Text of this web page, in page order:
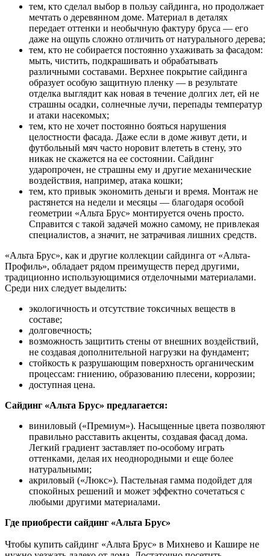
тем, кто сделал выбор в пользу сайдинга, но продолжает
мечтать о деревянном доме. Материал в деталях
передает оттенки и необычную фактуру бруса — его
даже на ощупь сложно отличить от натурального дерева;
тем, кто не собирается постоянно ухаживать за фасадом:
мыть, чистить, подкрашивать и обрабатывать
различными составами. Верхнее покрытие сайдинга
образует особую защитную пленку — в результате
отделка выглядит как новая в течение долгих лет, ей не
страшны осадки, солнечные лучи, перепады температур
и атаки насекомых;
тем, кто не хочет постоянно бояться нарушения
целостности фасада. Даже если в доме живут дети, и
футбольный мяч часто норовит влететь в стену, это
никак не скажется на ее состоянии. Сайдинг
ударопрочен, не страшны ему и другие механические
воздействия, например, атака кошки;
тем, кто привык экономить деньги и время. Монтаж не
растянется на недели и месяцы — благодаря особой
геометрии «Альта Брус» монтируется очень просто.
Справится с такой задачей можно самому, не привлекая
специалистов, а значит, не затрачивая лишних средств.
«Альта Брус», как и другие коллекции сайдинга от «Альта-
Профиль», обладает рядом преимуществ перед другими,
традиционно использующимися отделочными материалами.
Среди них следует выделить:
экологичность и отсутствие токсичных веществ в
составе;
долговечность;
возможность защитить стены от внешних воздействий,
не создавая дополнительной нагрузки на фундамент;
стойкость к разрушающим поверхность органическим
процессам: гниению, образованию плесени, коррозии;
доступная цена.
Сайдинг «Альта Брус» предлагается:
виниловый («Премиум»). Насыщенные цвета позволяют
правильно расставить акценты, создавая фасад дома.
Легкий градиент заставляет по-особому играть
оттенками, делая их неоднородными и еще более
натуральными;
акриловый («Люкс»). Пастельная гамма подойдет для
спокойных решений и может эффектно сочетаться с
любыми другими материалами.
Где приобрести сайдинг «Альта Брус»
Чтобы купить сайдинг «Альта Брус» в Михнево и Кашире не